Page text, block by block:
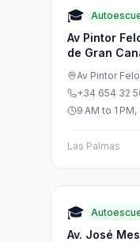
🎓
Av Pintor
de Gran
Av Pintor
Canaria, Las
+34 654 32
9 AM to 1
Las Palmas
🎓
Av. José